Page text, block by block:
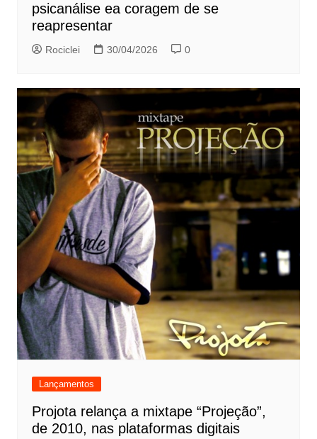
psicanálise ea coragem de se
reapresentar
Rociclei 30/04/2026 0
Lançamentos
Projota relança a mixtape “Projeção”,
de 2010, nas plataformas digitais